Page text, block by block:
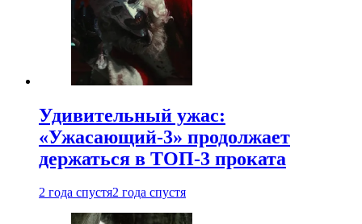
Удивительный ужас:
«Ужасающий-3» продолжает
держаться в ТОП-3 проката
2 года спустя2 года спустя